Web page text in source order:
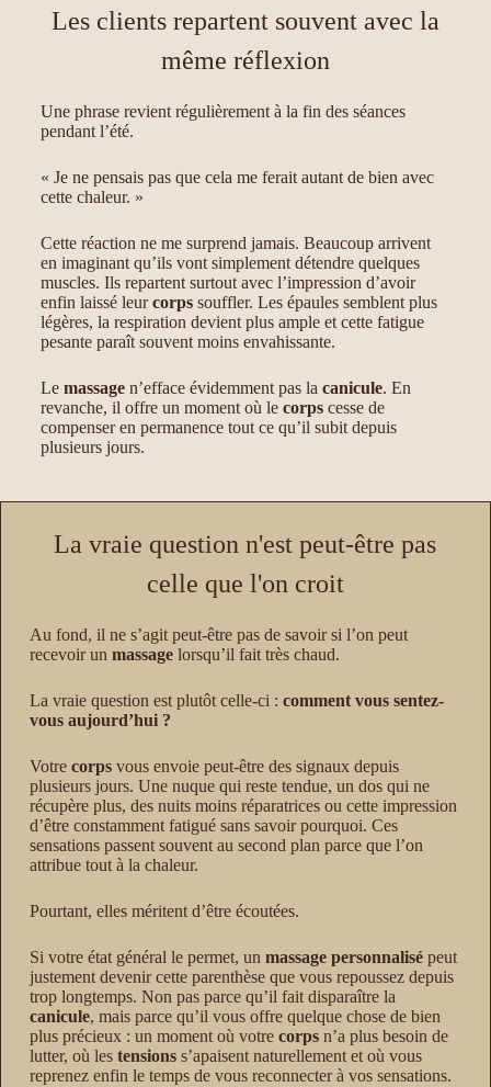
Les clients repartent souvent avec la
même réflexion
Une phrase revient régulièrement à la fin des séances
pendant l’été.
« Je ne pensais pas que cela me ferait autant de bien avec
cette chaleur. »
Cette réaction ne me surprend jamais. Beaucoup arrivent
en imaginant qu’ils vont simplement détendre quelques
muscles. Ils repartent surtout avec l’impression d’avoir
enfin laissé leurcorpssouffler. Les épaules semblent plus
légères, la respiration devient plus ample et cette fatigue
pesante paraît souvent moins envahissante.
Le massagen’efface évidemment pas la canicule. En
revanche, il offre un moment où le corpscesse de
compenser en permanence tout ce qu’il subit depuis
plusieurs jours.
La vraie question n'est peut-être pas
celle que l'on croit
Au fond, il ne s’agit peut-être pas de savoir si l’on peut
recevoir un massagelorsqu’il fait très chaud.
La vraie question est plutôt celle-ci : comment vous sentez-
vous aujourd’hui ?
Votre corpsvous envoie peut-être des signaux depuis
plusieurs jours. Une nuque qui reste tendue, un dos qui ne
récupère plus, des nuits moins réparatrices ou cette impression
d’être constamment fatigué sans savoir pourquoi. Ces
sensations passent souvent au second plan parce que l’on
attribue tout à la chaleur.
Pourtant, elles méritent d’être écoutées.
Si votre état général le permet, un massage personnalisépeut
justement devenir cette parenthèse que vous repoussez depuis
trop longtemps. Non pas parce qu’il fait disparaître la
canicule, mais parce qu’il vous offre quelque chose de bien
plus précieux : un moment où votre corpsn’a plus besoin de
lutter, où les tensionss’apaisent naturellement et où vous
reprenez enfin le temps de vous reconnecter à vos sensations.